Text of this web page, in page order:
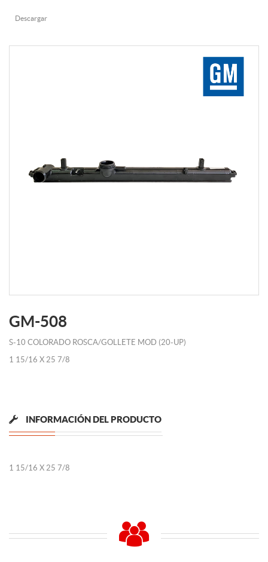
Descargar
GM-508
S-10 COLORADO ROSCA/GOLLETE MOD (20-UP)
1 15/16 X 25 7/8
INFORMACIÓN DEL PRODUCTO
1 15/16 X 25 7/8